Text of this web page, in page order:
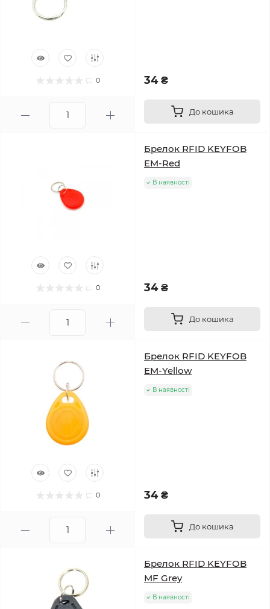
0 34 ₴
До кошика
0
Брелок RFID KEYFOB
EM-Red
В наявності
34 ₴
До кошика
0
Брелок RFID KEYFOB
EM-Yellow
В наявності
34 ₴
До кошика
Брелок RFID KEYFOB
MF Grey
В наявності